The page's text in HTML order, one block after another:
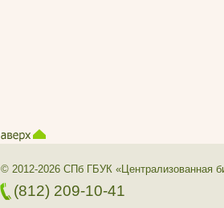
© 2012-2026 СПб ГБУК «Централизованная
(812) 209-10-41